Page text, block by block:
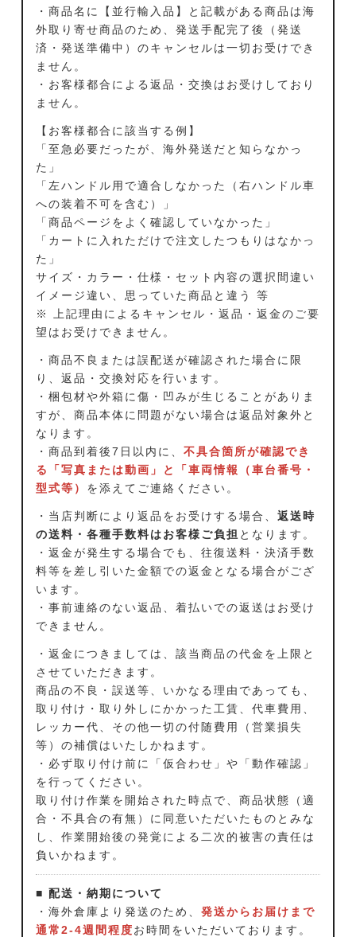
・商品名に【並行輸入品】と記載がある商品は海
外取り寄せ商品のため、発送手配完了後（発送
済・発送準備中）のキャンセルは一切お受けでき
ません。
・お客様都合による返品・交換はお受けしており
ません。
【お客様都合に該当する例】
「至急必要だったが、海外発送だと知らなかっ
た」
「左ハンドル用で適合しなかった（右ハンドル車
への装着不可を含む）」
「商品ページをよく確認していなかった」
「カートに入れただけで注文したつもりはなかっ
た」
サイズ・カラー・仕様・セット内容の選択間違い
イメージ違い、思っていた商品と違う 等
※ 上記理由によるキャンセル・返品・返金のご要
望はお受けできません。
・商品不良または誤配送が確認された場合に限
り、返品・交換対応を行います。
・梱包材や外箱に傷・凹みが生じることがありま
すが、商品本体に問題がない場合は返品対象外と
なります。
・商品到着後7日以内に、 不具合箇所が確認でき
る「写真または動画」と「車両情報（車台番号・
型式等） を添えてご連絡ください。
・当店判断により返品をお受けする場合、 返送時
の送料・各種手数料はお客様ご負担 となります。
・返金が発生する場合でも、往復送料・決済手数
料等を差し引いた金額での返金となる場合がござ
います。
・事前連絡のない返品、着払いでの返送はお受け
できません。
・返金につきましては、該当商品の代金を上限と
させていただきます。
商品の不良・誤送等、いかなる理由であっても、
取り付け・取り外しにかかった工賃、代車費用、
レッカー代、その他一切の付随費用（営業損失
等）の補償はいたしかねます。
・必ず取り付け前に「仮合わせ」や「動作確認」
を行ってください。
取り付け作業を開始された時点で、商品状態（適
合・不具合の有無）に同意いただいたものとみな
し、作業開始後の発覚による二次的被害の責任は
負いかねます。
■ 配送・納期について
・海外倉庫より発送のため、 発送からお届けまで
通常2-4週間程度お時間をいただいております。